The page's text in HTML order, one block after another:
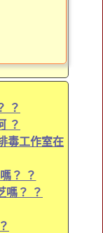
？
？
毒工作室在
？ ？
嗎？ ？